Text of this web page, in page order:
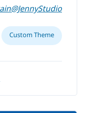
Custom Theme